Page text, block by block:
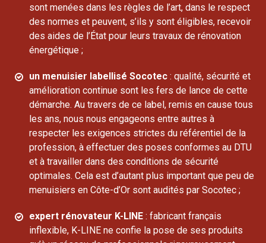
sont menées dans les règles de l’art, dans le respect
des normes et peuvent, s’ils y sont éligibles, recevoir
des aides de l’État pour leurs travaux de rénovation
énergétique ;
un menuisier labellisé Socotec : qualité, sécurité et
amélioration continue sont les fers de lance de cette
démarche. Au travers de ce label, remis en cause tous
les ans, nous nous engageons entre autres à
respecter les exigences strictes du référentiel de la
profession, à effectuer des poses conformes au DTU
et à travailler dans des conditions de sécurité
optimales. Cela est d’autant plus important que peu de
menuisiers en Côte-d’Or sont audités par Socotec ;
expert rénovateur K-LINE : fabricant français
inflexible, K-LINE ne confie la pose de ses produits